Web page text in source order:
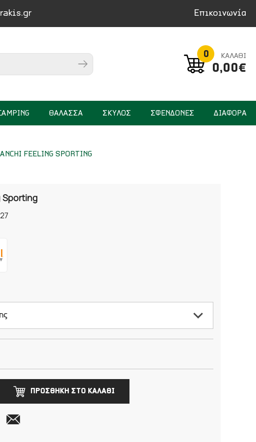
Επικοινωνία
0 ΚΑΛΑΘΙ
0,00€
ΘΑΛΑΣΣΑ ΣΚΥΛΟΣ ΣΦΕΝΔΟΝΕΣ ΔΙΑΦΟΡΑ
FEELING SPORTING
Sporting
ΠΡΟΣΘΗΚΗ ΣΤΟ ΚΑΛΑΘΙ